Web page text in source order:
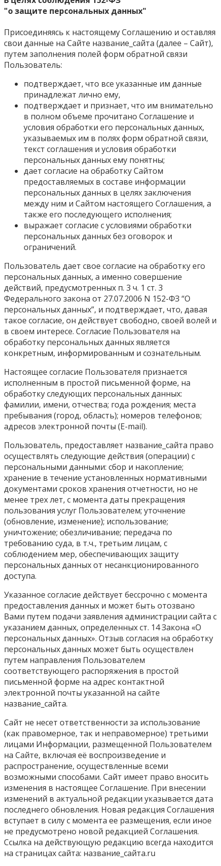
"о защите персональных данных"
Присоединяясь к настоящему Соглашению и оставляя
свои данные на Сайте название_сайта (далее – Сайт),
путем заполнения полей форм обратной связи
Пользователь:
подтверждает, что все указанные им данные
принадлежат лично ему,
подтверждает и признает, что им внимательно
в полном объеме прочитано Соглашение и
условия обработки его персональных данных,
указываемых им в полях форм обратной связи,
текст соглашения и условия обработки
персональных данных ему понятны;
дает согласие на обработку Сайтом
предоставляемых в составе информации
персональных данных в целях заключения
между ним и Сайтом настоящего Соглашения, а
также его последующего исполнения;
выражает согласие с условиями обработки
персональных данных без оговорок и
ограничений.
Пользователь дает свое согласие на обработку его
персональных данных, а именно совершение
действий, предусмотренных п. 3 ч. 1 ст. 3
Федерального закона от 27.07.2006 N 152-ФЗ “О
персональных данных”, и подтверждает, что, давая
такое согласие, он действует свободно, своей волей и
в своем интересе. Согласие Пользователя на
обработку персональных данных является
конкретным, информированным и сознательным.
Настоящее согласие Пользователя признается
исполненным в простой письменной форме, на
обработку следующих персональных данных:
фамилии, имени, отчества; года рождения; места
пребывания (город, область); номеров телефонов;
адресов электронной почты (E-mail).
Пользователь, предоставляет название_сайта право
осуществлять следующие действия (операции) с
персональными данными: сбор и накопление;
хранение в течение установленных нормативными
документами сроков хранения отчетности, но не
менее трех лет, с момента даты прекращения
пользования услуг Пользователем; уточнение
(обновление, изменение); использование;
уничтожение; обезличивание; передача по
требованию суда, в т.ч., третьим лицам, с
соблюдением мер, обеспечивающих защиту
персональных данных от несанкционированного
доступа.
Указанное согласие действует бессрочно с момента
предоставления данных и может быть отозвано
Вами путем подачи заявления администрации сайта с
указанием данных, определенных ст. 14 Закона «О
персональных данных». Отзыв согласия на обработку
персональных данных может быть осуществлен
путем направления Пользователем
соответствующего распоряжения в простой
письменной форме на адрес контактной
электронной почты указанной на сайте
название_сайта.
Сайт не несет ответственности за использование
(как правомерное, так и неправомерное) третьими
лицами Информации, размещенной Пользователем
на Сайте, включая её воспроизведение и
распространение, осуществленные всеми
возможными способами. Сайт имеет право вносить
изменения в настоящее Соглашение. При внесении
изменений в актуальной редакции указывается дата
последнего обновления. Новая редакция Соглашения
вступает в силу с момента ее размещения, если иное
не предусмотрено новой редакцией Соглашения.
Ссылка на действующую редакцию всегда находится
на страницах сайта: название_сайта.ru